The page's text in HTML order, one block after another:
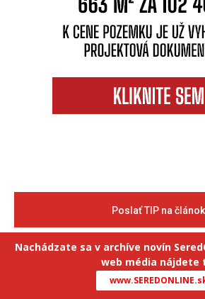
Nachádzate sa v archíve novín
web média nájdete
Poslať TIP na článok